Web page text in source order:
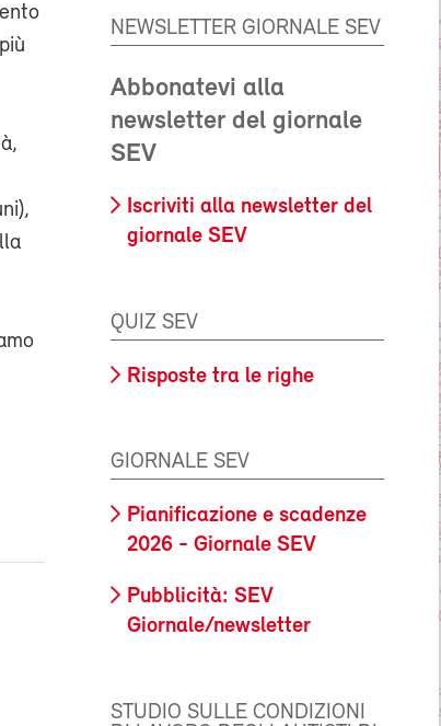
NEWSLETTER GIORNALE SEV
Abbonatevi alla
newsletter del giornale
SEV
Iscriviti alla newsletter del
giornale SEV
QUIZ SEV
Risposte tra le righe
GIORNALE SEV
Pianificazione e scadenze
2026 - Giornale SEV
Pubblicità: SEV
Giornale/newsletter
STUDIO SULLE CONDIZIONI